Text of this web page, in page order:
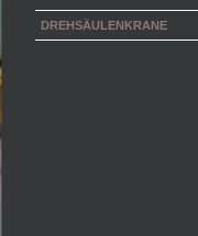
DREHSÄULENKRANE